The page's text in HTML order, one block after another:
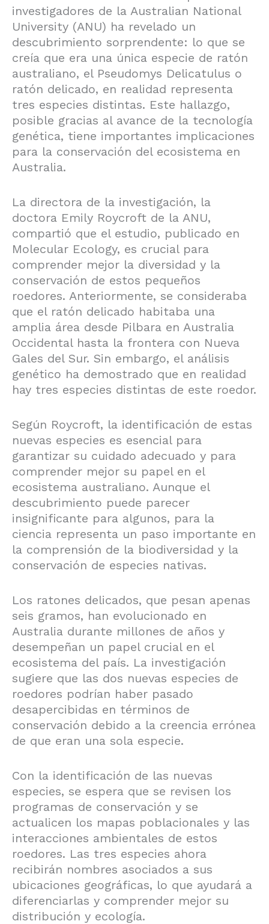
o
k
p
k r
investigadores de la Australian National
University (ANU) ha revelado un
descubrimiento sorprendente: lo que se
creía que era una única especie de ratón
australiano, el Pseudomys Delicatulus o
ratón delicado, en realidad representa
tres especies distintas. Este hallazgo,
posible gracias al avance de la tecnología
genética, tiene importantes implicaciones
para la conservación del ecosistema en
Australia.
La directora de la investigación, la
doctora Emily Roycroft de la ANU,
compartió que el estudio, publicado en
Molecular Ecology, es crucial para
comprender mejor la diversidad y la
conservación de estos pequeños
roedores. Anteriormente, se consideraba
que el ratón delicado habitaba una
amplia área desde Pilbara en Australia
Occidental hasta la frontera con Nueva
Gales del Sur. Sin embargo, el análisis
genético ha demostrado que en realidad
hay tres especies distintas de este roedor.
Según Roycroft, la identificación de estas
nuevas especies es esencial para
garantizar su cuidado adecuado y para
comprender mejor su papel en el
ecosistema australiano. Aunque el
descubrimiento puede parecer
insignificante para algunos, para la
ciencia representa un paso importante en
la comprensión de la biodiversidad y la
conservación de especies nativas.
Los ratones delicados, que pesan apenas
seis gramos, han evolucionado en
Australia durante millones de años y
desempeñan un papel crucial en el
ecosistema del país. La investigación
sugiere que las dos nuevas especies de
roedores podrían haber pasado
desapercibidas en términos de
conservación debido a la creencia errónea
de que eran una sola especie.
Con la identificación de las nuevas
especies, se espera que se revisen los
programas de conservación y se
actualicen los mapas poblacionales y las
interacciones ambientales de estos
roedores. Las tres especies ahora
recibirán nombres asociados a sus
ubicaciones geográficas, lo que ayudará a
diferenciarlas y comprender mejor su
distribución y ecología.